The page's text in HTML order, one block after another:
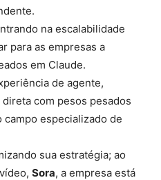
na escalabilidade
para as empresas a
em Claude.
de agente,
com pesos pesados
especializado de
sua estratégia; ao
Sora, a empresa está